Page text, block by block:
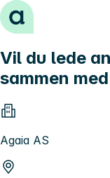
Hopp til innhold
Vil du lede
sammen
Agaia AS